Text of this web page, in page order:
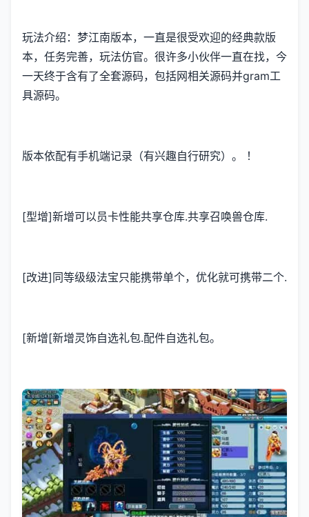
玩法介绍：梦江南版本，一直是很受欢迎的经典款版
本，任务完善，玩法仿官。很许多小伙伴一直在找，今
一天终于含有了全套源码，包括网相关源码并gram工
具源码。
版本依配有手机端记录（有兴趣自行研究）。 ！
[型增]新增可以员卡性能共享仓库.共享召唤兽仓库.
[改进]同等级级法宝只能携带单个，优化就可携带二个.
[新增[新增灵饰自选礼包.配件自选礼包。